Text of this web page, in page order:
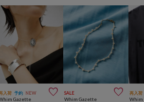
入荷 予約 NEW 
Gazette
SALE 
Whim Gazette
再入荷
Whim